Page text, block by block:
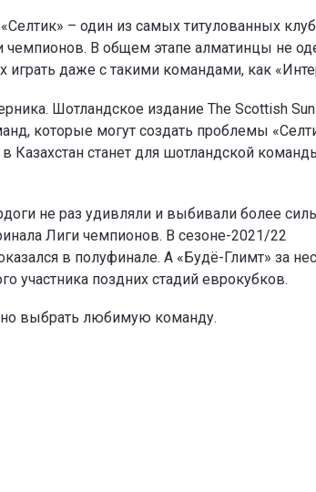
– один из самых титулованных
чемпионов. В общем этапе алматинцы не
даже с такими командами, как
Шотландское издание The Scottish Sun
которые могут создать проблемы
Казахстан станет для шотландской
не раз удивляли и выбивали более
Лиги чемпионов. В сезоне-2021/22
в полуфинале. А «Будё-Глимт» за
участника поздних стадий еврокубков.
выбрать любимую команду.